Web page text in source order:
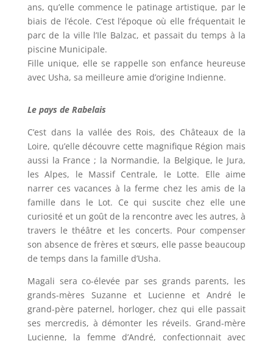
ans, qu’elle commence le patinage artistique, par le
biais de l’école. C’est l’époque où elle fréquentait le
parc de la ville l’Ile Balzac, et passait du temps à la
piscine Municipale.
Fille unique, elle se rappelle son enfance heureuse
avec Usha, sa meilleure amie d’origine Indienne.
Le pays de Rabelais
C’est dans la vallée des Rois, des Châteaux de la
Loire, qu’elle découvre cette magnifique Région mais
aussi la France ; la Normandie, la Belgique, le Jura,
les Alpes, le Massif Centrale, le Lotte. Elle aime
narrer ces vacances à la ferme chez les amis de la
famille dans le Lot. Ce qui suscite chez elle une
curiosité et un goût de la rencontre avec les autres, à
travers le théâtre et les concerts. Pour compenser
son absence de frères et sœurs, elle passe beaucoup
de temps dans la famille d’Usha.
Magali sera co-élevée par ses grands parents, les
grands-mères Suzanne et Lucienne et André le
grand-père paternel, horloger, chez qui elle passait
ses mercredis, à démonter les réveils. Grand-mère
Lucienne, la femme d’André, confectionnait avec